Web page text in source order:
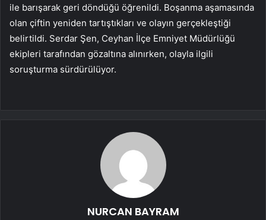
ile barışarak geri döndüğü öğrenildi. Boşanma aşamasında
olan çiftin yeniden tartıştıkları ve olayın gerçekleştiği
belirtildi. Serdar Şen, Ceyhan İlçe Emniyet Müdürlüğü
ekipleri tarafından gözaltına alınırken, olayla ilgili
soruşturma sürdürülüyor.
NURCAN BAYRAM